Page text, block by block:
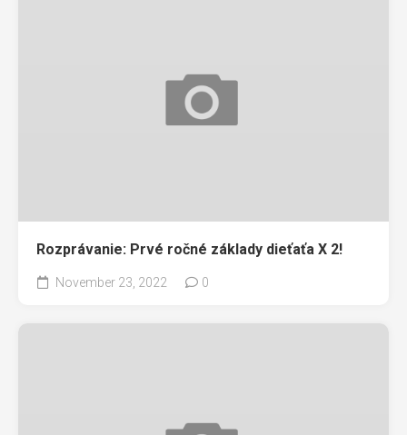
Rozprávanie: Prvé ročné základy dieťaťa X 2!
November 23, 2022 0